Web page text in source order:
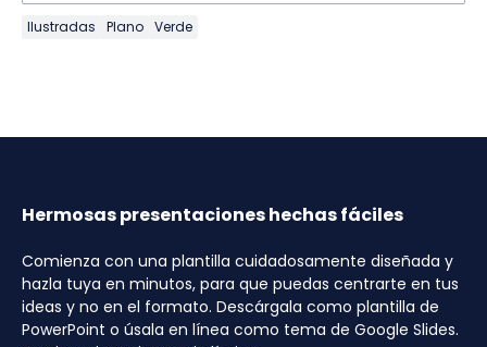
Ilustradas Plano Verde
Hermosas presentaciones hechas fáciles
Comienza con una plantilla cuidadosamente diseñada y
hazla tuya en minutos, para que puedas centrarte en tus
ideas y no en el formato. Descárgala como plantilla de
PowerPoint o úsala en línea como tema de Google Slides.